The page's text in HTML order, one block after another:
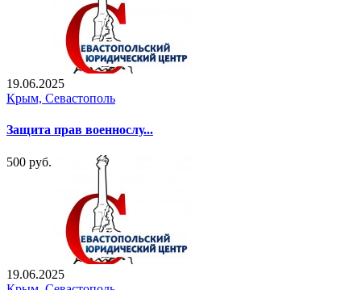
19.06.2025
Крым, Севастополь
Защита прав военнослу...
500 руб.
19.06.2025